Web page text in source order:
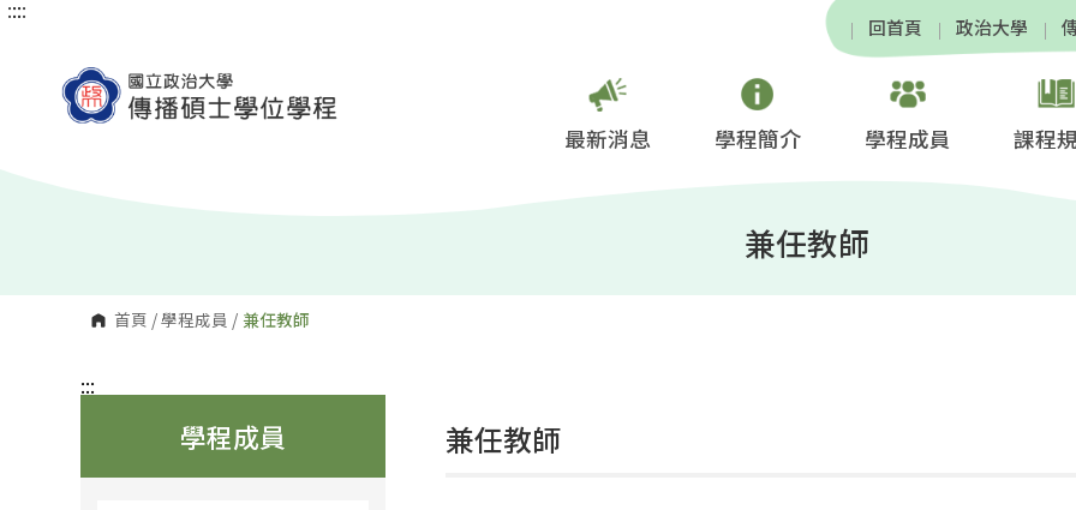
跳
:::
回首頁 政治大學
最新消息 學程簡介 學程成員 課程
兼任教師
首頁 /學程成員 / 兼任教師
:::
學程成員
:::
兼任教師